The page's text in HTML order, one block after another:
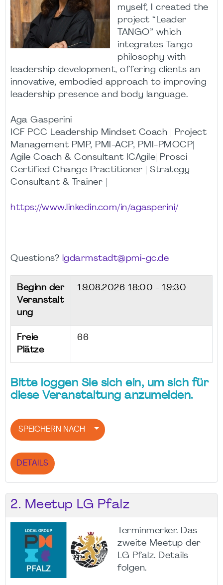
myself, I created the
project “Leader
TANGO” which
integrates Tango
philosophy with
leadership development, offering clients an
innovative, embodied approach to improving
leadership presence and body language.
Aga Gasperini
ICF PCC Leadership Mindset Coach | Project
Management PMP, PMI-ACP, PMI-PMOCP|
Agile Coach & Consultant ICAgile| Prosci
Certified Change Practitioner | Strategy
Consultant & Trainer |
https://www.linkedin.com/in/agasperini/
Questions? lgdarmstadt@pmi-gc.de
Beginn der
Veranstalt
ung
19.08.2026 18:00 - 19:30
Freie
Plätze
66
Bitte loggen Sie sich ein, um sich für
diese Veranstaltung anzumelden.
SPEICHERN NACH
DETAILS
2. Meetup LG Pfalz
Terminmerker. Das
zweite Meetup der
LG Pfalz. Details
folgen.